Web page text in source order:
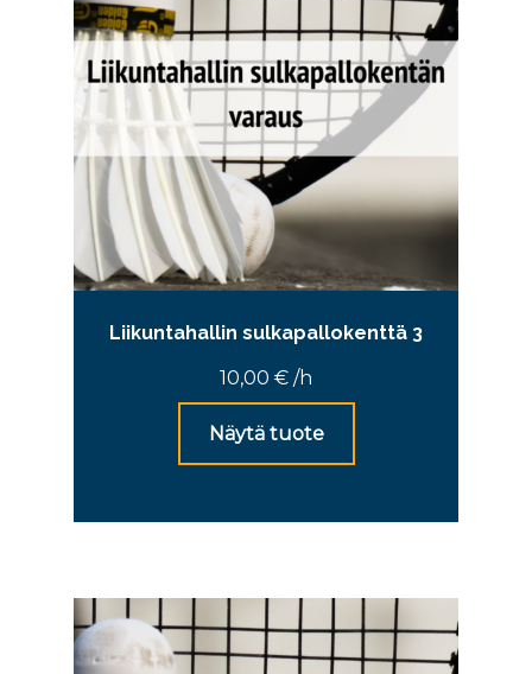
Liikuntahallin sulkapallokenttä 3
10,00 € /h
Näytä tuote